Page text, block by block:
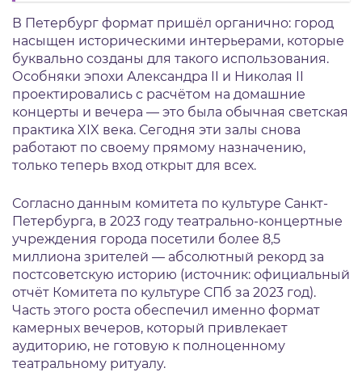
В Петербург формат пришёл органично: город
насыщен историческими интерьерами, которые
буквально созданы для такого использования.
Особняки эпохи Александра II и Николая II
проектировались с расчётом на домашние
концерты и вечера — это была обычная светская
практика XIX века. Сегодня эти залы снова
работают по своему прямому назначению,
только теперь вход открыт для всех.
Согласно данным комитета по культуре Санкт-
Петербурга, в 2023 году театрально-концертные
учреждения города посетили более 8,5
миллиона зрителей — абсолютный рекорд за
постсоветскую историю (источник: официальный
отчёт Комитета по культуре СПб за 2023 год).
Часть этого роста обеспечил именно формат
камерных вечеров, который привлекает
аудиторию, не готовую к полноценному
театральному ритуалу.